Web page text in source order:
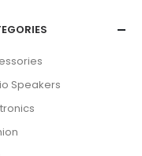
Speakers